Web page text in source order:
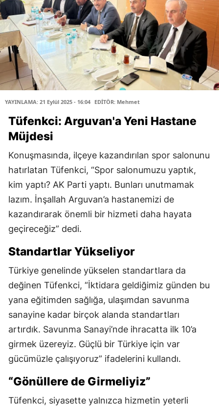
YAYINLAMA: 21 Eylül 2025 - 16:04 EDİTÖR: Mehmet
Tüfenkci: Arguvan'a Yeni Hastane
Müjdesi
Konuşmasında, ilçeye kazandırılan spor salonunu
hatırlatan Tüfenkci, “Spor salonumuzu yaptık,
kim yaptı? AK Parti yaptı. Bunları unutmamak
lazım. İnşallah Arguvan’a hastanemizi de
kazandırarak önemli bir hizmeti daha hayata
geçireceğiz” dedi.
Standartlar Yükseliyor
Türkiye genelinde yükselen standartlara da
değinen Tüfenkci, “İktidara geldiğimiz günden bu
yana eğitimden sağlığa, ulaşımdan savunma
sanayine kadar birçok alanda standartları
artırdık. Savunma Sanayi’nde ihracatta ilk 10’a
girmek üzereyiz. Güçlü bir Türkiye için var
gücümüzle çalışıyoruz” ifadelerini kullandı.
“Gönüllere de Girmeliyiz”
Tüfenkci, siyasette yalnızca hizmetin yeterli